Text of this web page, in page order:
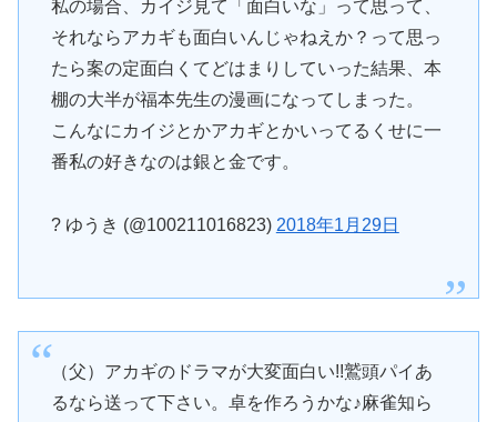
私の場合、カイジ見て「面白いな」って思って、
それならアカギも面白いんじゃねえか？って思っ
たら案の定面白くてどはまりしていった結果、本
棚の大半が福本先生の漫画になってしまった。
こんなにカイジとかアカギとかいってるくせに一
番私の好きなのは銀と金です。
? ゆうき (@100211016823) 2018年1月29日
（父）アカギのドラマが大変面白い!!鷲頭パイあ
るなら送って下さい。卓を作ろうかな♪麻雀知ら